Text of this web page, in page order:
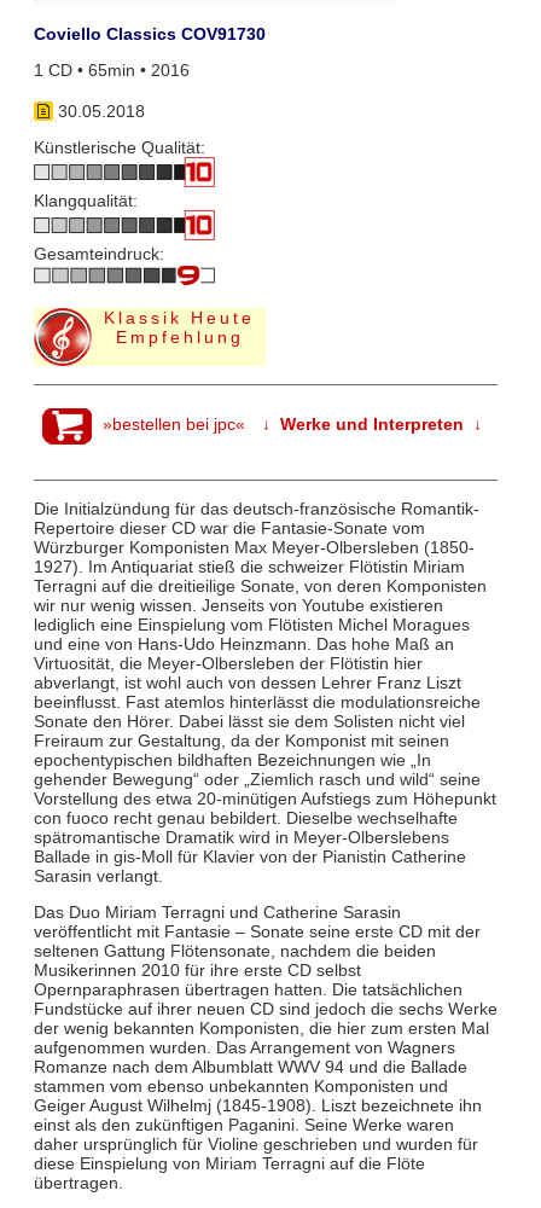
Coviello Classics COV91730
1 CD • 65min • 2016
30.05.2018
Künstlerische Qualität:
Klangqualität:
Gesamteindruck:
Klassik Heute
Empfehlung
»bestellen bei jpc« ↓ Werke und Interpreten ↓
Die Initialzündung für das deutsch-französische Romantik-
Repertoire dieser CD war die Fantasie-Sonate vom
Würzburger Komponisten Max Meyer-Olbersleben (1850-
1927). Im Antiquariat stieß die schweizer Flötistin Miriam
Terragni auf die dreitieilige Sonate, von deren Komponisten
wir nur wenig wissen. Jenseits von Youtube existieren
lediglich eine Einspielung vom Flötisten Michel Moragues
und eine von Hans-Udo Heinzmann. Das hohe Maß an
Virtuosität, die Meyer-Olbersleben der Flötistin hier
abverlangt, ist wohl auch von dessen Lehrer Franz Liszt
beeinflusst. Fast atemlos hinterlässt die modulationsreiche
Sonate den Hörer. Dabei lässt sie dem Solisten nicht viel
Freiraum zur Gestaltung, da der Komponist mit seinen
epochentypischen bildhaften Bezeichnungen wie „In
gehender Bewegung“ oder „Ziemlich rasch und wild“ seine
Vorstellung des etwa 20-minütigen Aufstiegs zum Höhepunkt
con fuoco recht genau bebildert. Dieselbe wechselhafte
spätromantische Dramatik wird in Meyer-Olberslebens
Ballade in gis-Moll für Klavier von der Pianistin Catherine
Sarasin verlangt.
Das Duo Miriam Terragni und Catherine Sarasin
veröffentlicht mit Fantasie – Sonate seine erste CD mit der
seltenen Gattung Flötensonate, nachdem die beiden
Musikerinnen 2010 für ihre erste CD selbst
Opernparaphrasen übertragen hatten. Die tatsächlichen
Fundstücke auf ihrer neuen CD sind jedoch die sechs Werke
der wenig bekannten Komponisten, die hier zum ersten Mal
aufgenommen wurden. Das Arrangement von Wagners
Romanze nach dem Albumblatt WWV 94 und die Ballade
stammen vom ebenso unbekannten Komponisten und
Geiger August Wilhelmj (1845-1908). Liszt bezeichnete ihn
einst als den zukünftigen Paganini. Seine Werke waren
daher ursprünglich für Violine geschrieben und wurden für
diese Einspielung von Miriam Terragni auf die Flöte
übertragen.